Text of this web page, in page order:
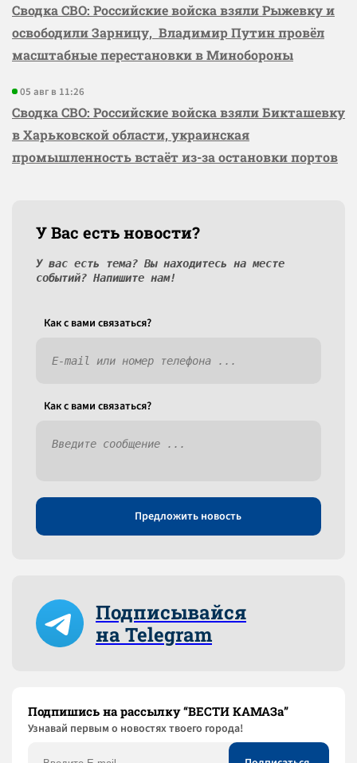
Сводка СВО: Российские войска взяли Рыжевку и
освободили Зарницу, Владимир Путин провёл
масштабные перестановки в Минобороны
05 авг в 11:26
Сводка СВО: Российские войска взяли Бикташевку
в Харьковской области, украинская
промышленность встаёт из-за остановки портов
У Вас есть новости?
У вас есть тема? Вы находитесь на месте
событий? Напишите нам!
Как c вами связаться?
Как c вами связаться?
Предложить новость
Подписывайся
на Telegram
Подпишись на рассылку “ВЕСТИ КАМАЗа”
Узнaвай первым о новостях твоего города!